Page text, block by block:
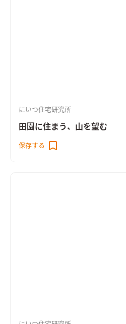
にいつ住宅研究所
田園に住まう、山を望む
保存する